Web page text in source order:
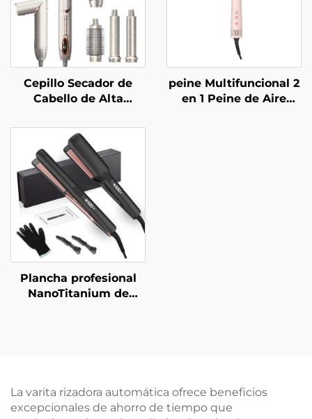
Cepillo Secador de
Cabello de Alta
Ruido
peine Multifuncional 2
en 1 Peine de Aire
Plancha profesional
NanoTitanium de
para salón
La varita rizadora automática ofrece beneficios
excepcionales de ahorro de tiempo que